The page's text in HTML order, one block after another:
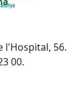
l'Hospital, 56.
00.